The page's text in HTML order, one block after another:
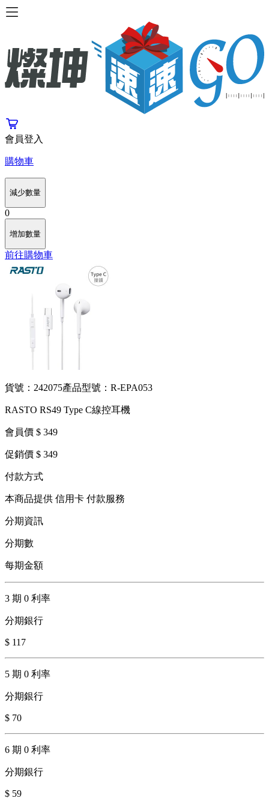
會員登入
購物車
減少數量
0
增加數量
前往購物車
貨號：242075產品型號：R-EPA053
RASTO RS49 Type C線控耳機
會員價 $ 349
促銷價 $ 349
付款方式
本商品提供 信用卡 付款服務
分期資訊
分期數
每期金額
3 期 0 利率
分期銀行
$ 117
5 期 0 利率
分期銀行
$ 70
6 期 0 利率
分期銀行
$ 59